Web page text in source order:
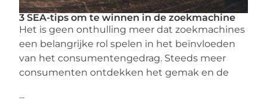
3 SEA-tips om te winnen in de zoekmachine
Het is geen onthulling meer dat zoekmachines
een belangrijke rol spelen in het beïnvloeden
van het consumentengedrag. Steeds meer
consumenten ontdekken het gemak en de
...